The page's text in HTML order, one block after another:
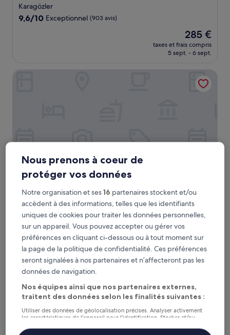
Karagözler
9.6
9,6/10 Exceptionnel (903 avis)
Le
nouveau
prix
de
285 €
285 €
taxes et frais compris
5 sept. - 6 sept.
Oludeniz Blu Luxury Unique Hotel -
Adults Only
Oludeniz Blu Luxury Unique Hotel - Adults Only
Centre-ville d’Ölüdeniz
sur
10,
Exceptionnel,
(149 avis)
9,6/10 Exceptionnel (149 avis)
Le
nouveau
de
231 €
231 €
taxes et frais compris
Liberty Lykia
Nous prenons à coeur de
protéger vos données
Notre organisation et ses16 partenaires stockent et/ou
accèdent à des informations, telles que les identifiants
uniques de cookies pour traiter les données personnelles,
sur un appareil. Vous pouvez accepter ou gérer vos
préférences en cliquant ci-dessous ou à tout moment sur
la page de la politique de confidentialité. Ces préférences
seront signalées à nos partenaires et n’affecteront pas les
données de navigation.
Nos équipes ainsi que nos partenaires externes,
traitent des données selon les finalités suivantes :
Utiliser des données de géolocalisation précises. Analyser activement
les caractéristiques de l’appareil pour l’identification. Stocker et/ou
personnalisés, mesure de performance des publicités et du contenu,